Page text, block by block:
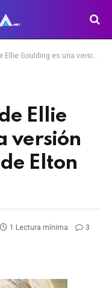
es una versión del ‘Your Song’ de Elton John
Ellie
versión
de Elton
1 Lectura mínima 3